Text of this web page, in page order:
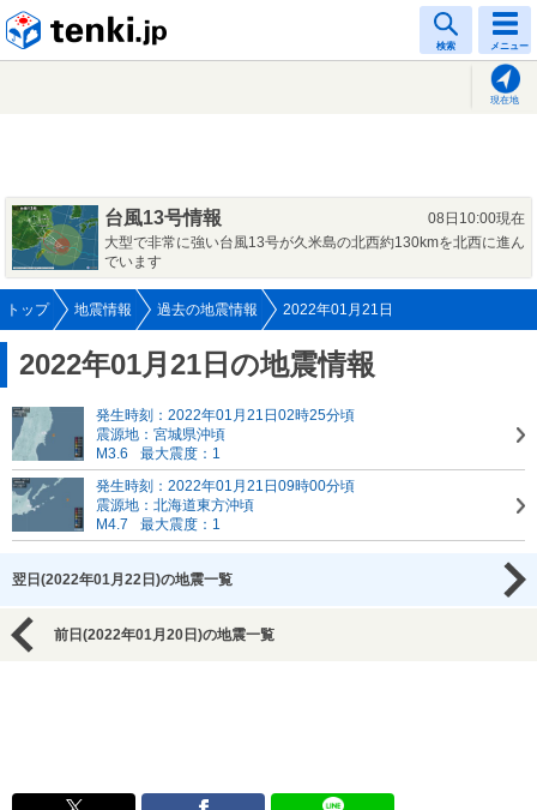
検索 メニュー
現在地
台風13号情報
08日10:00現在
大型で非常に強い台風13号が久米島の北西約130kmを北西に進ん
でいます
トップ 地震情報 過去の地震情報 2022年01月21日
2022年01月21日の地震情報
発生時刻：2022年01月21日02時25分頃
震源地：宮城県沖頃
M3.6
最大震度：1
発生時刻：2022年01月21日09時00分頃
震源地：北海道東方沖頃
M4.7
最大震度：1
翌日(2022年01月22日)の地震一覧
前日(2022年01月20日)の地震一覧